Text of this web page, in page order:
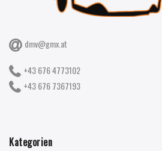
dmv@gmx.at
+43 676 4773102
+43 676 7367193
Kategorien